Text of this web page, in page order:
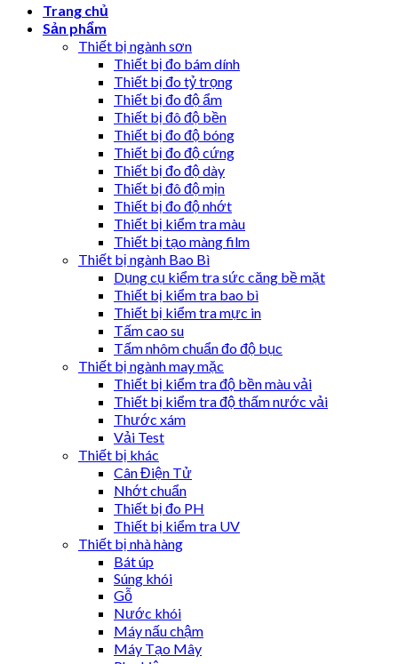
Trang chủ
Sản phẩm
Thiết bị ngành sơn
Thiết bị đo bám dính
Thiết bị đo tỷ trọng
Thiết bị đo độ ẩm
Thiết bị đô độ bền
Thiết bị đo độ bóng
Thiết bị đo độ cứng
Thiết bị đo độ dày
Thiết bị đô độ mịn
Thiết bị đo độ nhớt
Thiết bị kiểm tra màu
Thiết bị tạo màng film
Thiết bị ngành Bao Bì
Dụng cụ kiểm tra sức căng bề mặt
Thiết bị kiểm tra bao bì
Thiết bị kiểm tra mực in
Tấm cao su
Tấm nhôm chuẩn đo độ bục
Thiết bị ngành may mặc
Thiết bị kiểm tra độ bền màu vải
Thiết bị kiểm tra độ thấm nước vải
Thước xám
Vải Test
Thiết bị khác
Cân Điện Tử
Nhớt chuẩn
Thiết bị đo PH
Thiết bị kiểm tra UV
Thiết bị nhà hàng
Bát úp
Súng khói
Gỗ
Nước khói
Máy nấu chậm
Máy Tạo Mây